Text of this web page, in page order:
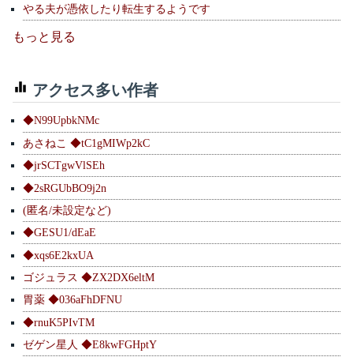
やる夫が憑依したり転生するようです
もっと見る
アクセス多い作者
◆N99UpbkNMc
あさねこ ◆tC1gMIWp2kC
◆jrSCTgwVlSEh
◆2sRGUbBO9j2n
(匿名/未設定など)
◆GESU1/dEaE
◆xqs6E2kxUA
ゴジュラス ◆ZX2DX6eltM
胃薬 ◆036aFhDFNU
◆rnuK5PIvTM
ゼゲン星人 ◆E8kwFGHptY